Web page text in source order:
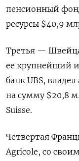
пенсионный
ресурсы $40,9
Третья —
ее крупнейший
банк UBS,
на сумму $20,8
Suisse.
Четвертая
Agricole, со